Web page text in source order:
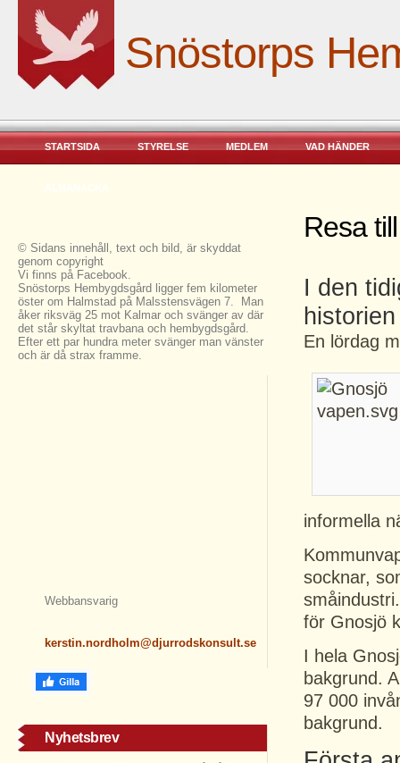
Snöstorps
STARTSIDA STYRELSE MEDLEM VAD HÄNDER
Resa
I den
historien
En lördag
informella
socknar,
för Gnosjö
I hela
bakgrund.
97 000
bakgrund.
© Sidans innehåll, text och bild, är skyddat
genom copyright
Vi finns på Facebook.
Snöstorps Hembygdsgård ligger fem kilometer
öster om Halmstad på Malsstensvägen 7. Man
åker riksväg 25 mot Kalmar och svänger av där
det står skyltat travbana och hembygdsgård.
Efter ett par hundra meter svänger man vänster
och är då strax framme.
Webbansvarig
kerstin.nordholm@djurrodskonsult.se
Nyhetsbrev